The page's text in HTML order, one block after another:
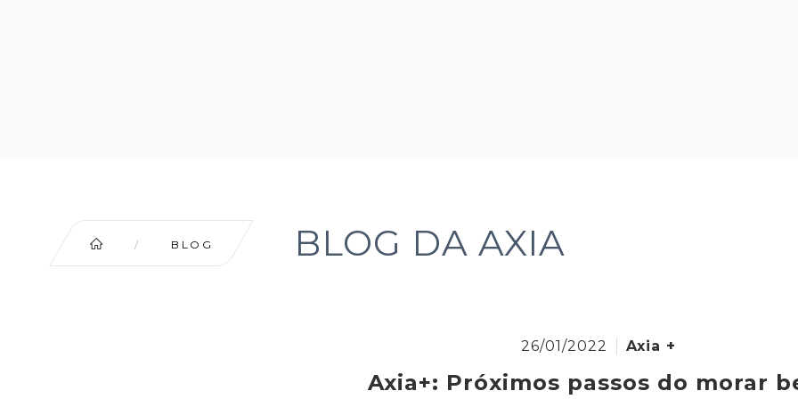
/ BLOG BLOG DA AXIA
26/01/2022 Axia +
Axia+: Próximos passos do morar